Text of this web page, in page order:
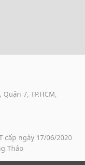
7, TP.HCM,
cấp ngày 17/06/2020
Thảo